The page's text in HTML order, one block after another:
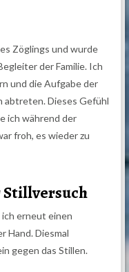
Zöglings und wurde
der Familie. Ich
und die Aufgabe der
abtreten. Dieses Gefühl
ich während der
froh, es wieder zu
erneut einen
Hand. Diesmal
gegen das Stillen.